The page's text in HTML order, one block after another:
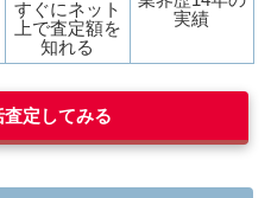
すぐにネット
上で査定額を
知れる
実績
定してみる